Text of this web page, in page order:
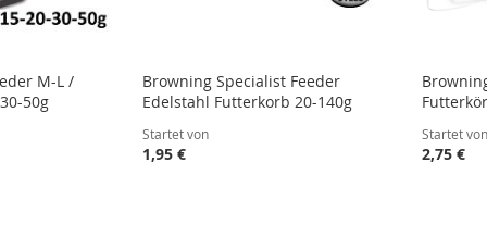
M-L /
50g
Browning Specialist Feeder
Edelstahl Futterkorb 20-140g
Startet von
1,95 €
Startet von
2,75 €